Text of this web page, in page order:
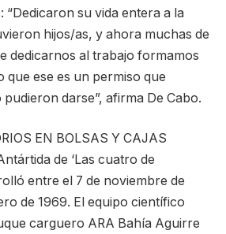
“Dedicaron su vida entera a la
hijos/as, y ahora muchas de
dedicarnos al trabajo formamos
que ese es un permiso que
darse”, afirma De Cabo.
EN BOLSAS Y CAJAS
de ‘Las cuatro de
entre el 7 de noviembre de
de 1969. El equipo científico
carguero ARA Bahía Aguirre